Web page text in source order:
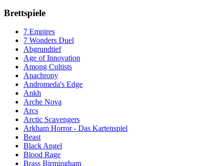
Brettspiele
7 Empires
7 Wonders Duel
Abgrundtief
Age of Innovation
Among Cultists
Anachrony
Andromeda's Edge
Ankh
Arche Nova
Arcs
Arctic Scavengers
Arkham Horror - Das Kartenspiel
Beast
Black Angel
Blood Rage
Brass Birmingham